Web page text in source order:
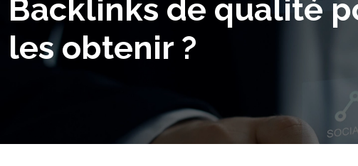
Backlinks de qualité
les obtenir ?